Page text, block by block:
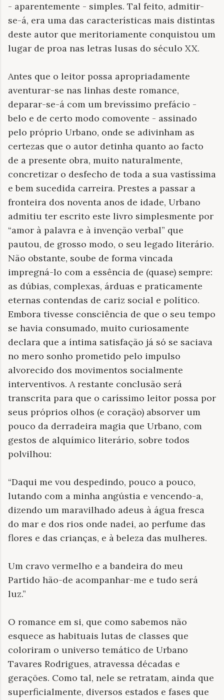
- aparentemente - simples. Tal feito, admitir-
se-á, era uma das características mais distintas
deste autor que meritoriamente conquistou um
lugar de proa nas letras lusas do século XX.
Antes que o leitor possa apropriadamente
aventurar-se nas linhas deste romance,
deparar-se-á com um brevíssimo prefácio -
belo e de certo modo comovente - assinado
pelo próprio Urbano, onde se adivinham as
certezas que o autor detinha quanto ao facto
de a presente obra, muito naturalmente,
concretizar o desfecho de toda a sua vastíssima
e bem sucedida carreira. Prestes a passar a
fronteira dos noventa anos de idade, Urbano
admitiu ter escrito este livro simplesmente por
“amor à palavra e à invenção verbal” que
pautou, de grosso modo, o seu legado literário.
Não obstante, soube de forma vincada
impregná-lo com a essência de (quase) sempre:
as dúbias, complexas, árduas e praticamente
eternas contendas de cariz social e político.
Embora tivesse consciência de que o seu tempo
se havia consumado, muito curiosamente
declara que a íntima satisfação já só se saciava
no mero sonho prometido pelo impulso
alvorecido dos movimentos socialmente
interventivos. A restante conclusão será
transcrita para que o caríssimo leitor possa por
seus próprios olhos (e coração) absorver um
pouco da derradeira magia que Urbano, com
gestos de alquímico literário, sobre todos
polvilhou:
“Daqui me vou despedindo, pouco a pouco,
lutando com a minha angústia e vencendo-a,
dizendo um maravilhado adeus à água fresca
do mar e dos rios onde nadei, ao perfume das
flores e das crianças, e à beleza das mulheres.
Um cravo vermelho e a bandeira do meu
Partido hão-de acompanhar-me e tudo será
luz.”
O romance em si, que como sabemos não
esquece as habituais lutas de classes que
coloriram o universo temático de Urbano
Tavares Rodrigues, atravessa décadas e
gerações. Como tal, nele se retratam, ainda que
superficialmente, diversos estados e fases que